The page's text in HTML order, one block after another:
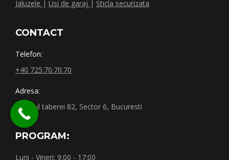
Jaluzele | Usi de garaj | Sticla securizata
CONTACT
Telefon:
+40 725.70.70.70
Adresa:
Drumul taberei 82, Sector 6, Bucuresti
PROGRAM:
Luni - Vineri: 9:00 - 17:00